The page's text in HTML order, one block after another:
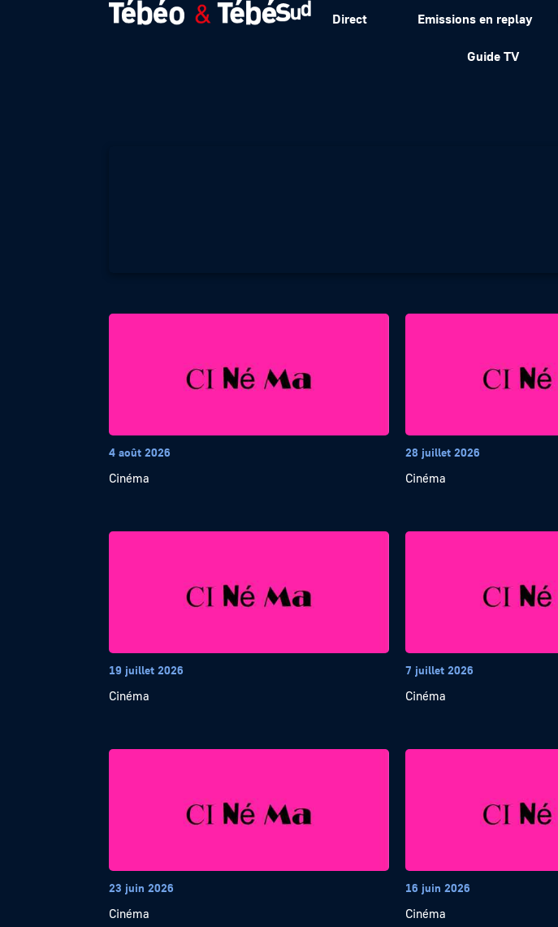
Direct Emissions en replay
Guide TV
4 août 2026
Cinéma
28 juillet 2026
Cinéma
19 juillet 2026
Cinéma
7 juillet 2026
Cinéma
23 juin 2026
Cinéma
16 juin 2026
Cinéma